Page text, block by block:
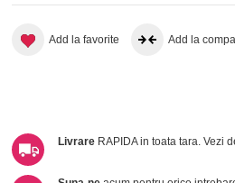
Add la favorite Add la
Livrare RAPIDA in toata tara.Vezi